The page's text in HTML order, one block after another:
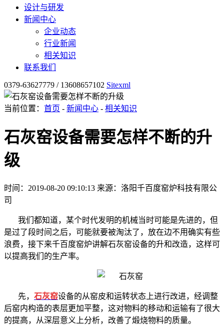
设计与研发
新闻中心
企业动态
行业新闻
相关知识
联系我们
0379-63627779 / 13608657102 Sitexml
当前位置： 首页 - 新闻中心 - 相关知识
石灰窑设备需要怎样不断的升
级
时间：2019-08-20 09:10:13 来源：洛阳千百度窑炉科技有限公
司
我们都知道，某个时代发明的机械当时可能是先进的，但
是过了段时间之后，可能就要被淘汰了，放在边不用确实有些
浪费，接下来千百度窑炉讲解石灰窑设备的升和改造，这样可
以提高我们的生产率。
先， 石灰窑设备的从窑皮和运转状态上进行改进，经调整
后窑内构造的表层更加平整，这对物料的移动和运输有了很大
的提高，从深层意义上分析，改善了煅烧物料的质量。